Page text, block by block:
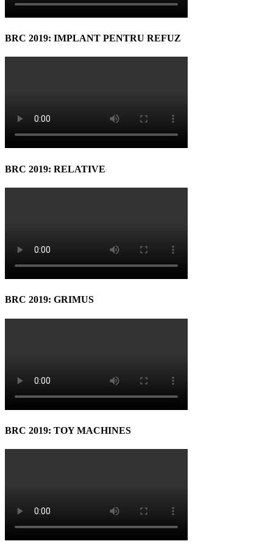
BRC 2019: IMPLANT PENTRU REFUZ
BRC 2019: RELATIVE
BRC 2019: GRIMUS
BRC 2019: TOY MACHINES